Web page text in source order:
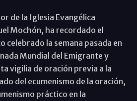
de la Iglesia Evangélica
Mochón, ha recordado el
celebrado la semana pasada en
Mundial del Emigrante y
vigilia de oración previa a la
del ecumenismo de la oración,
práctico en la